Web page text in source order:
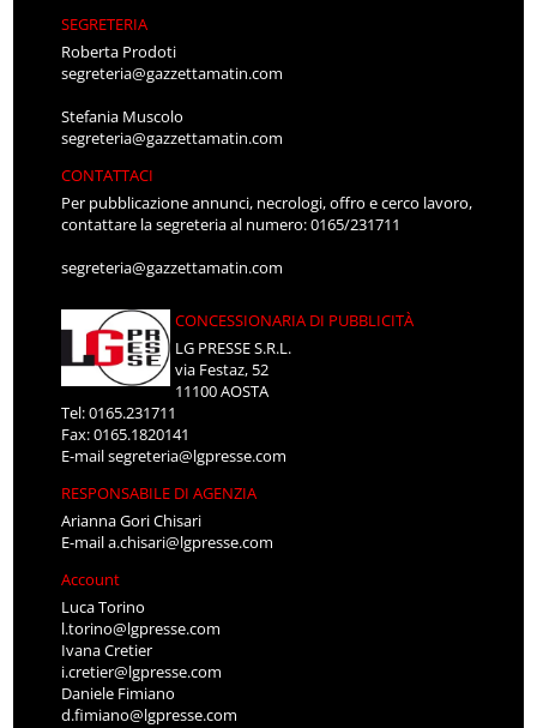
SEGRETERIA
Roberta Prodoti
segreteria@gazzettamatin.com
Stefania Muscolo
segreteria@gazzettamatin.com
CONTATTACI
Per pubblicazione annunci, necrologi, offro e cerco lavoro,
contattare la segreteria al numero: 0165/231711
segreteria@gazzettamatin.com
CONCESSIONARIA DI PUBBLICITÀ
LG PRESSE S.R.L.
via Festaz, 52
11100 AOSTA
Tel: 0165.231711
Fax: 0165.1820141
E-mailsegreteria@lgpresse.com
RESPONSABILE DI AGENZIA
Arianna Gori Chisari
E-maila.chisari@lgpresse.com
Account
Luca Torino
l.torino@lgpresse.com
Ivana Cretier
i.cretier@lgpresse.com
Daniele Fimiano
d.fimiano@lgpresse.com